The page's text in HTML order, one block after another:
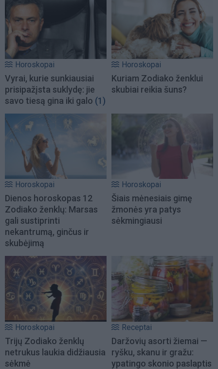
Horoskopai
Vyrai, kurie sunkiausiai
prisipažįsta suklydę: jie
savo tiesą gina iki galo (1)
Horoskopai
Kuriam Zodiako ženklui
skubiai reikia šuns?
Horoskopai
Dienos horoskopas 12
Zodiako ženklų: Marsas
gali sustiprinti
nekantrumą, ginčus ir
skubėjimą
Horoskopai
Šiais mėnesiais gimę
žmonės yra patys
sėkmingiausi
Horoskopai
Trijų Zodiako ženklų
netrukus laukia didžiausia
sėkmė
Receptai
Daržovių asorti žiemai —
ryšku, skanu ir gražu:
ypatingo skonio paslaptis